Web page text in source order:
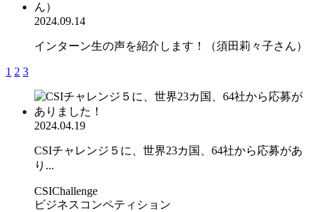
2024.09.14
インターン生の声を紹介します！（須田莉々子さん）
1 2 3
2024.04.19
CSIチャレンジ５に、世界23カ国、64社から応募があ
り...
CSIChallenge
ビジネスコンペティション